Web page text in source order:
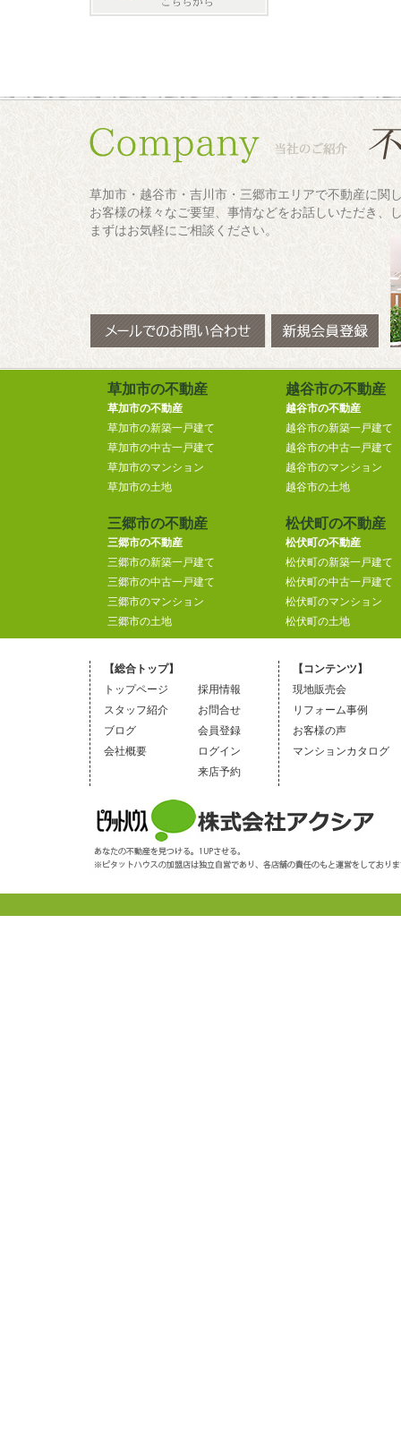
草加市・越谷市・吉川市・三郷市エリアで不動産に関
お客様の様々なご要望、事情などをお話しいただき、
まずはお気軽にご相談ください。
草加市の不動産
草加市の不動産
草加市の新築一戸建て
草加市の中古一戸建て
草加市のマンション
草加市の土地
越谷市の不動産
越谷市の不動産
越谷市の新築一戸建て
越谷市の中古一戸建て
越谷市のマンション
越谷市の土地
三郷市の不動産
三郷市の不動産
三郷市の新築一戸建て
三郷市の中古一戸建て
三郷市のマンション
三郷市の土地
松伏町の不動産
松伏町の不動産
松伏町の新築一戸建て
松伏町の中古一戸建て
松伏町のマンション
松伏町の土地
【総合トップ】
トップページ
スタッフ紹介
ブログ
会社概要
採用情報
お問合せ
会員登録
ログイン
来店予約
【コンテンツ】
現地販売会
リフォーム事例
お客様の声
マンションカタログ